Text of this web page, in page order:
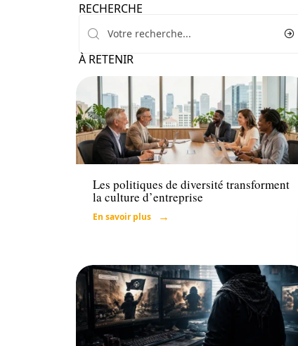
RECHERCHE
À RETENIR
Entreprise
Les politiques de diversité transforment
la culture d’entreprise
En savoir plus
Tech